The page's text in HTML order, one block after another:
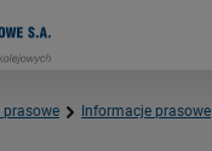
prasowe Informacje prasowe